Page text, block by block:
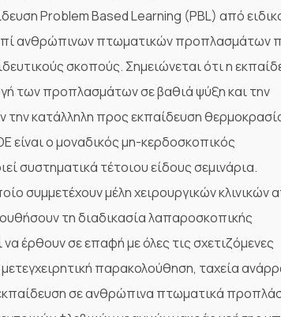
Problem Based Learning (PBL) από
επί ανθρώπινων πτωματικών προπλασμάτων
σκοπούς. Σημειώνεται ότι η
των προπλασμάτων σε βαθιά ψύξη και την
κατάλληλη προς εκπαίδευση
είναι ο μοναδικός μη-κερδοσκοπικός
συστηματικά τέτοιου είδους σεμινάρια.
συμμετέχουν μέλη χειρουργικών κλινικών
τη διαδικασία λαπαροσκοπικής
έρθουν σε επαφή με όλες τις σχετιζόμενες
μετεγχειρητική παρακολούθηση, ταχεία
σε ανθρώπινα πτωματικά